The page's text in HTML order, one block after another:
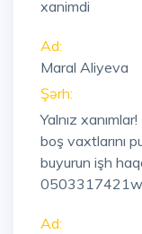
xanimdi
Ad:
Maral Aliyeva
Şərh:
Yalnız
boş vaxtlarını
buyurun işh
Ad: